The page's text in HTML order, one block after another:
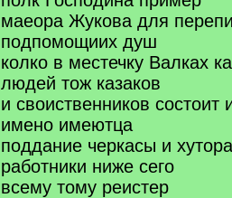
маеора Жукова для
подпомощиих душ
колко в местечку Валках
людей тож казаков
и своиственников состоит
имено имеютца
поддание черкасы и
работники ниже сего
всему тому реистер